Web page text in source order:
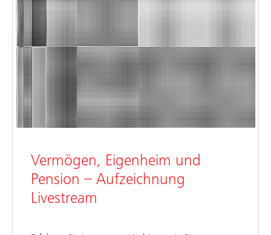
Vermögen, Eigenheim und
Pension – Aufzeichnung
Livestream